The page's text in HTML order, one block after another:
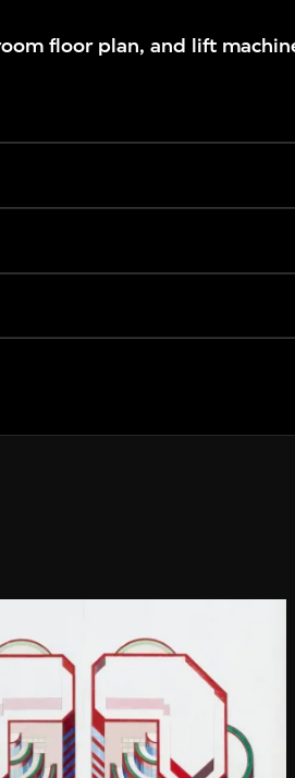
floor plan, and lift